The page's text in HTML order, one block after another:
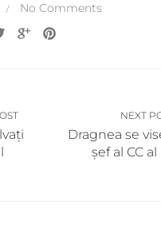
No Comments
NEXT
Dragnea se
șef al CC al